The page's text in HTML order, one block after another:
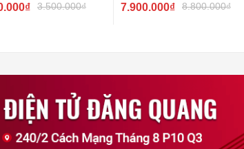
3.500.000₫ 7.900.000₫ 8.800.000₫